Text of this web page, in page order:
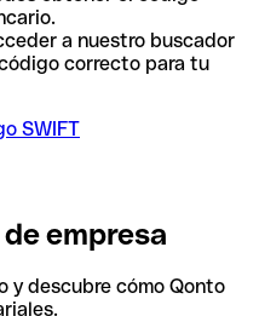
a nuestro buscador
correcto para tu
SWIFT
empresa
y descubre cómo Qonto